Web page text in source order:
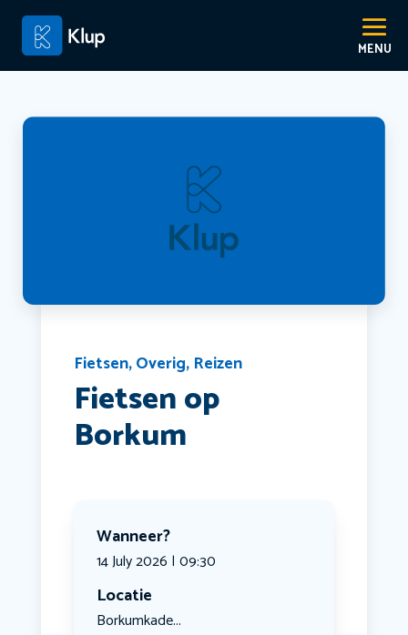
Fietsen,Overig, Reizen
Fietsen op
Borkum
Wanneer?
14 July 2026 | 09:30
Locatie
Borkumkade...